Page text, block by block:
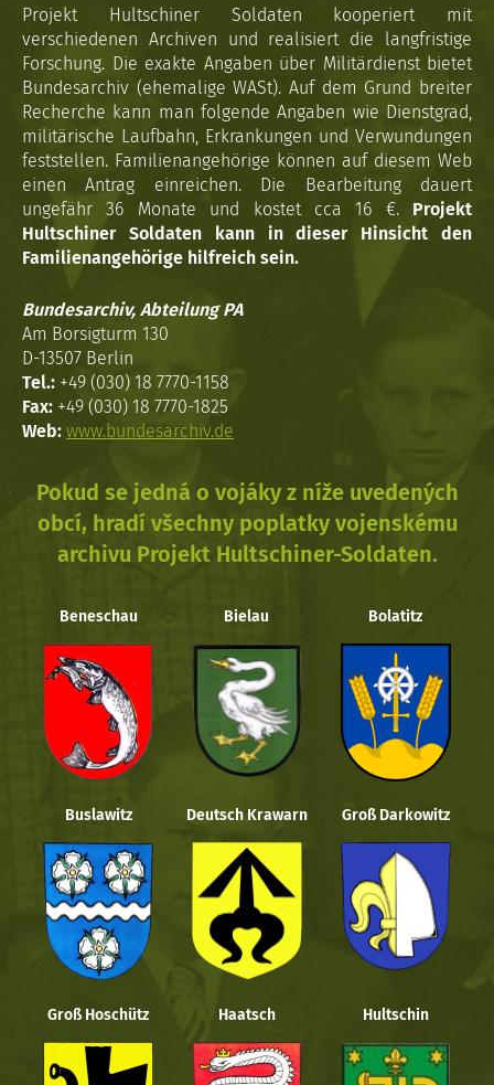
Projekt Hultschiner Soldaten kooperiert mit
verschiedenen Archiven und realisiert die langfristige
Forschung. Die exakte Angaben über Militärdienst bietet
Bundesarchiv (ehemalige WASt). Auf dem Grund breiter
Recherche kann man folgende Angaben wie Dienstgrad,
militärische Laufbahn, Erkrankungen und Verwundungen
feststellen. Familienangehörige können auf diesem Web
einen Antrag einreichen. Die Bearbeitung dauert
ungefähr 36 Monate und kostet cca 16 €. Projekt
Hultschiner Soldaten kann in dieser Hinsicht den
Familienangehörige hilfreich sein.
Bundesarchiv, Abteilung PA
Am Borsigturm 130
D-13507 Berlin
Tel.: +49 (030) 18 7770-1158
Fax: +49 (030) 18 7770-1825
Web: www.bundesarchiv.de
Pokud se jedná o vojáky z níže uvedených
obcí, hradí všechny poplatky vojenskému
archivu Projekt Hultschiner-Soldaten.
Beneschau Bielau Bolatitz
Buslawitz Deutsch Krawarn Groß Darkowitz
Groß Hoschütz Haatsch Hultschin